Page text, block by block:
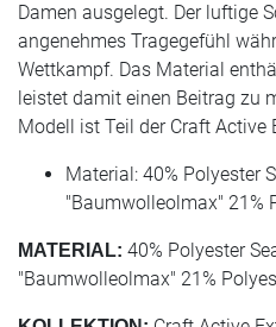
Damen ausgelegt. Der luftige
angenehmes Tragegefühl
Wettkampf. Das Material
leistet damit einen Beitrag zu
Modell ist Teil der Craft Active
Material: 40% Polyester
"Baumwolleolmax" 21%
MATERIAL: 40% Polyester
"Baumwolleolmax" 21%